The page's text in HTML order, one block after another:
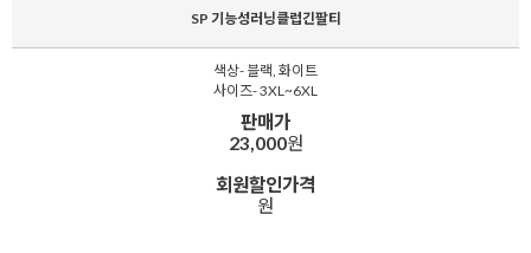
SP 기능성러닝클럽긴팔티
색상- 블랙, 화이트
사이즈- 3XL~6XL
판매가
23,000원
회원할인가격
원